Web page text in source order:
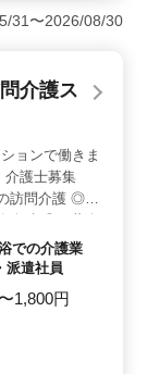
31〜2026/08/30
介護ス
ョンで働きま
介護士募集
訪問介護 ◎食
レへの移動
保険完備 ◎
◎ 皆様のご
での介護業
派遣社員
1,800円